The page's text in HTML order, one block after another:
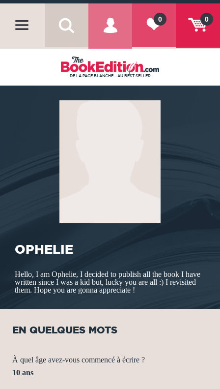
0
0
DE LA PAGE BLANCHE... AU BEST SELLER
OPHELIE
Hello, I am Ophelie, I decided to publish all the book I have
written since I was a kid but, lucky you are all :) I revisited
them. Hope you are gonna appreciate !
EN QUELQUES MOTS
À quel âge avez-vous commencé à écrire ?
10 ans